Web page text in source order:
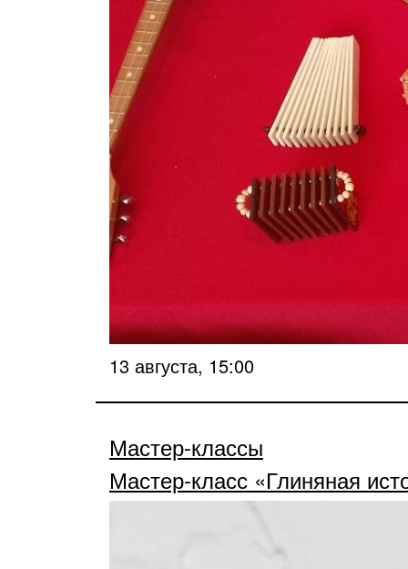
13 августа, 15:00
Мастер-классы
Мастер-класс «Глиняная